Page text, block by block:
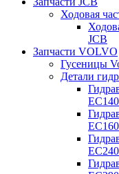
Ходовая
JCB
Запчасти VOLVO
Гусеницы
Детали